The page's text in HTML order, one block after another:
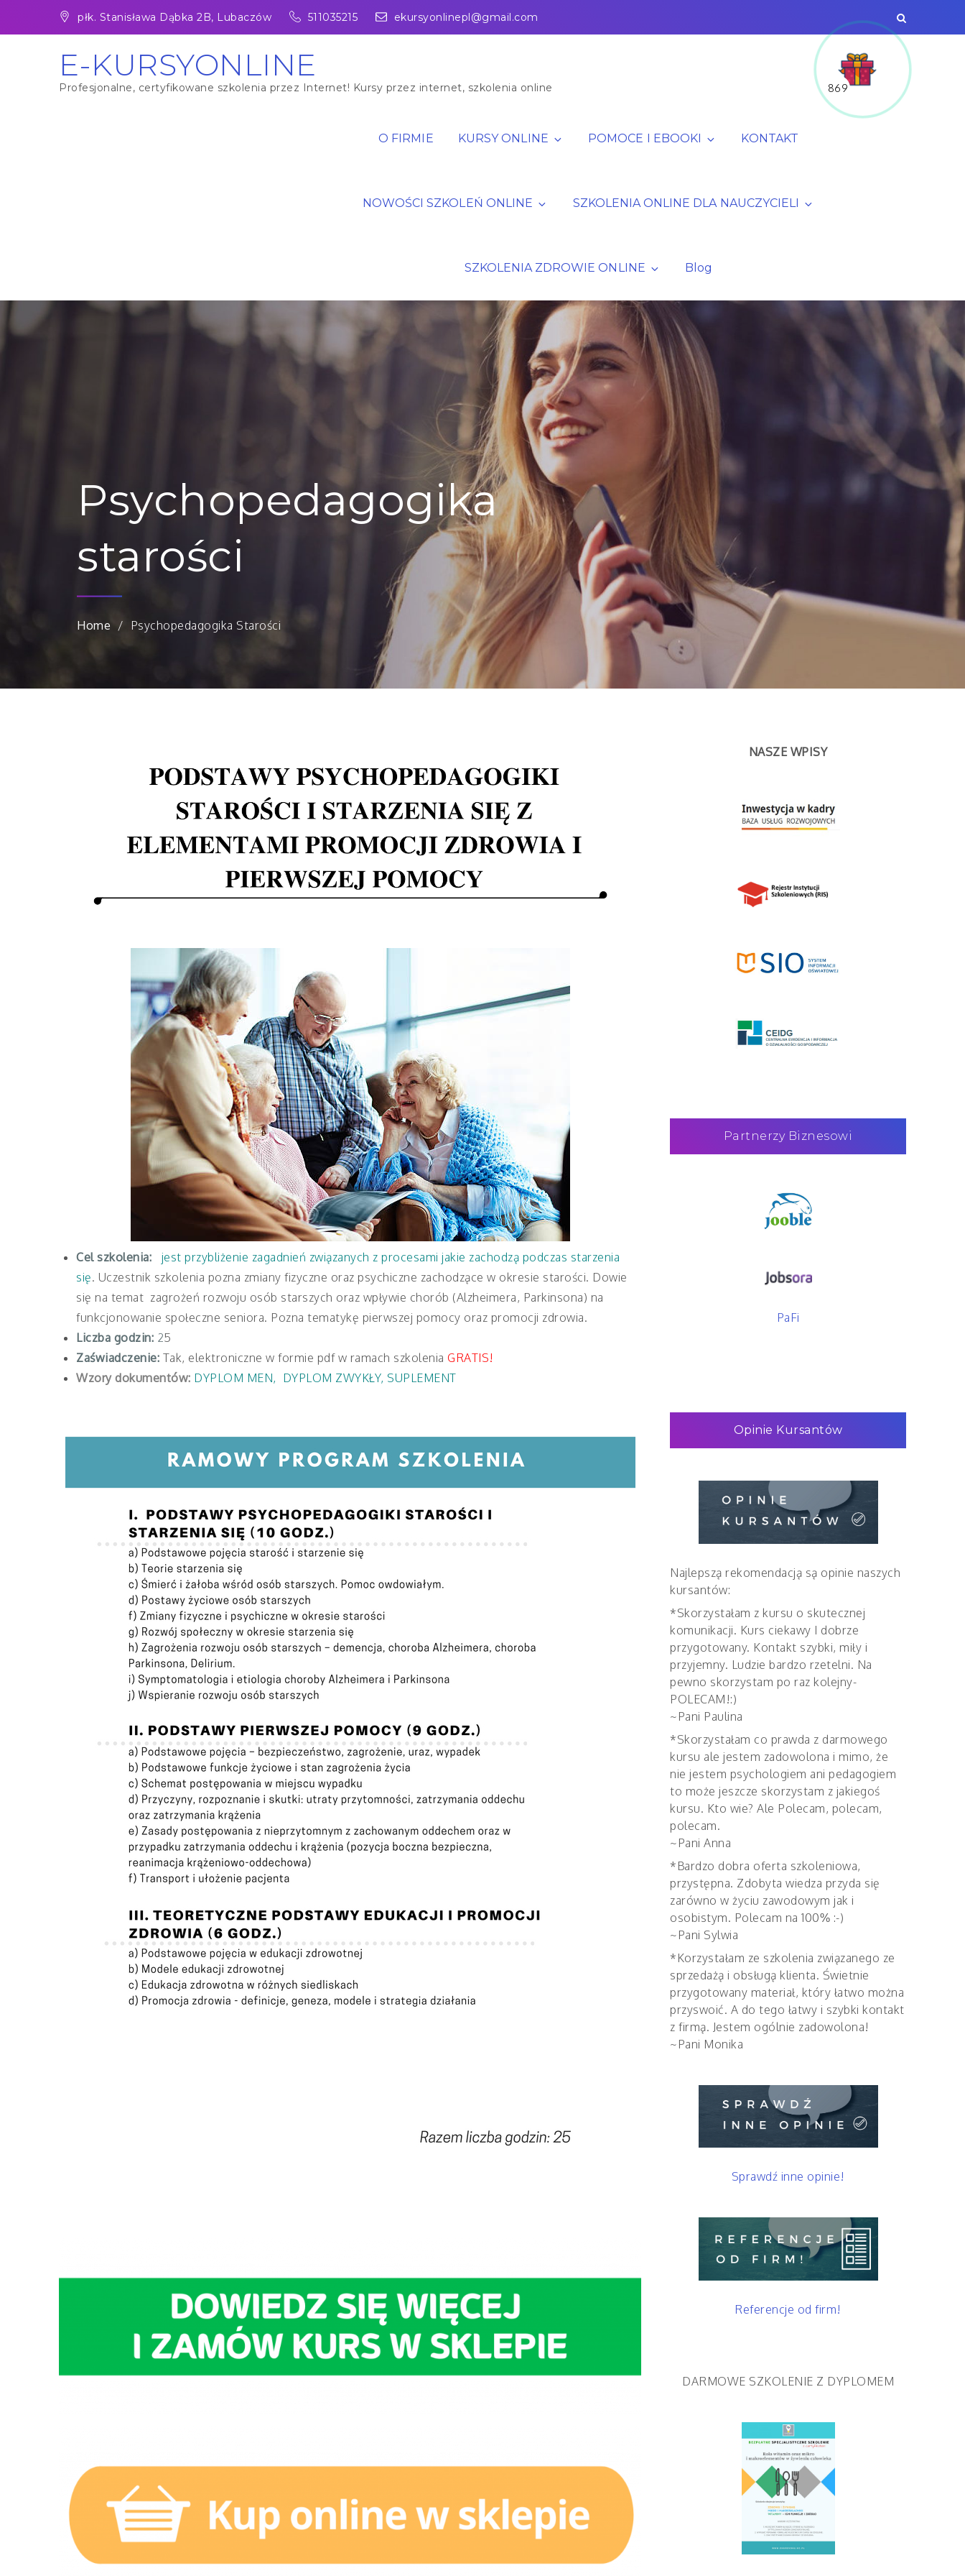
płk. Stanisława Dąbka 2B, Lubaczów 511035215 ekursyonlinepl@gmail.com
E-KURSYONLINE
Profesjonalne, certyfikowane szkolenia przez Internet! Kursy przez internet, szkolenia online
O FIRMIE KURSY ONLINE POMOCE I EBOOKI KONTAKT
NOWOŚCI SZKOLEŃ ONLINE SZKOLENIA ONLINE DLA NAUCZYCIELI
SZKOLENIA ZDROWIE ONLINE Blog
Psychopedagogika
starości
Home Psychopedagogika Starości
Cel szkolenia:
jest przybliżenie zagadnień związanych z procesami jakie zachodzą podczas starzenia
się. Uczestnik szkolenia pozna zmiany fizyczne oraz psychiczne zachodzące w okresie starości. Dowie
się na temat zagrożeń rozwoju osób starszych oraz wpływie chorób (Alzheimera, Parkinsona) na
funkcjonowanie społeczne seniora. Pozna tematykę pierwszej pomocy oraz promocji zdrowia.
Liczba godzin: 25
Zaświadczenie: Tak, elektroniczne w formie pdf w ramach szkolenia GRATIS!
Wzory dokumentów: DYPLOM MEN, DYPLOM ZWYKŁY, SUPLEMENT
NASZE WPISY
Partnerzy Biznesowi
PaFi
869
Opinie Kursantów
Najlepszą rekomendacją są opinie naszych
kursantów:
*Skorzystałam z kursu o skutecznej
komunikacji. Kurs ciekawy I dobrze
przygotowany. Kontakt szybki, miły i
przyjemny. Ludzie bardzo rzetelni. Na
pewno skorzystam po raz kolejny-
POLECAM!:)
~Pani Paulina
*Skorzystałam co prawda z darmowego
kursu ale jestem zadowolona i mimo, że
nie jestem psychologiem ani pedagogiem
to może jeszcze skorzystam z jakiegoś
kursu. Kto wie? Ale Polecam, polecam,
polecam.
~Pani Anna
*Bardzo dobra oferta szkoleniowa,
przystępna. Zdobyta wiedza przyda się
zarówno w życiu zawodowym jak i
osobistym. Polecam na 100% :-)
~Pani Sylwia
*Korzystałam ze szkolenia związanego ze
sprzedażą i obsługą klienta. Świetnie
przygotowany materiał, który łatwo można
przyswoić. A do tego łatwy i szybki kontakt
z firmą. Jestem ogólnie zadowolona!
~Pani Monika
Sprawdź inne opinie!
Referencje od firm!
DARMOWE SZKOLENIE Z DYPLOMEM